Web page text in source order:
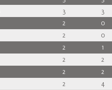
3
3
2
0
2
0
2
1
2
2
2
2
2
4